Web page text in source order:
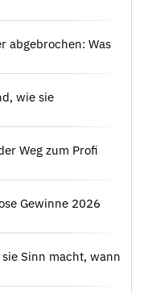
abgebrochen: Was
wie sie
Weg zum Profi
Gewinne 2026
Sinn macht, wann